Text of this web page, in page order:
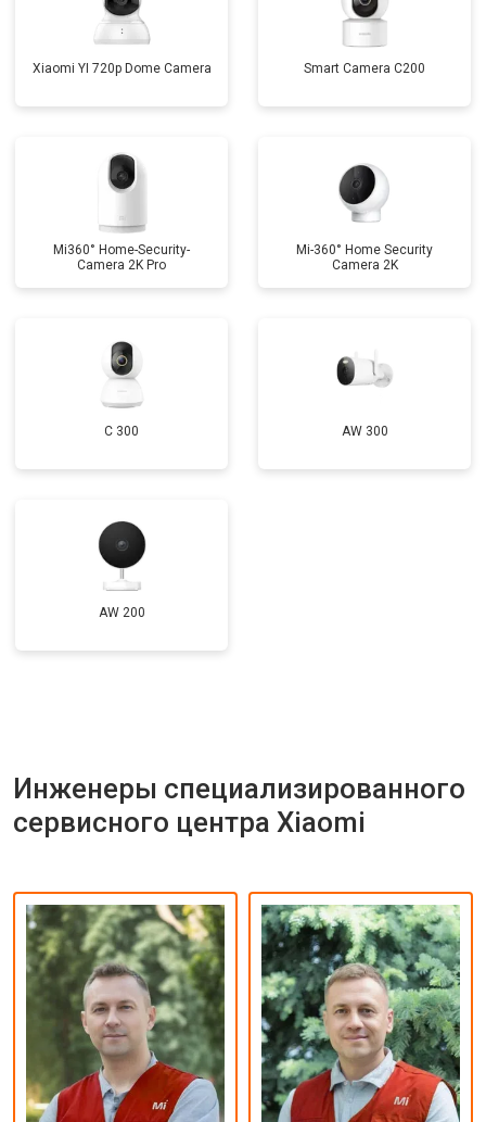
Xiaomi YI 720p Dome Camera Smart Camera C200
Mi360° Home-Security-
Camera 2K Pro
Mi-360° Home Security
Camera 2K
C 300 AW 300
AW 200
Инженеры специализированного
сервисного центра Xiaomi